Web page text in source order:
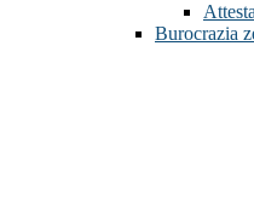
Burocrazia